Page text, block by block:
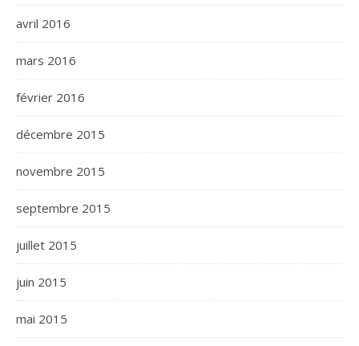
avril 2016
mars 2016
février 2016
décembre 2015
novembre 2015
septembre 2015
juillet 2015
juin 2015
mai 2015